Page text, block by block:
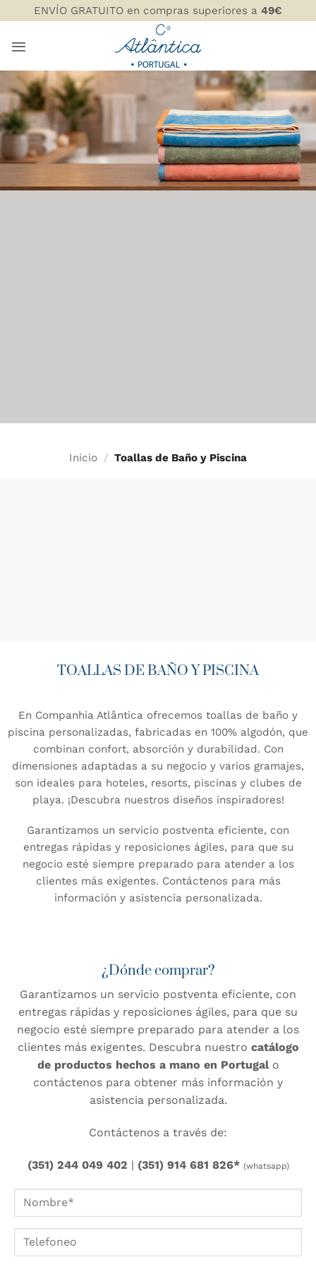
al
contenido
ENVÍO GRATUITO en compras superiores a 49€
TOALLAS DE BAÑO Y
Inicio / Toallas de Baño y Piscina
TOALLAS DE BAÑO Y PISCINA
En Companhia Atlântica ofrecemos toallas de baño y
piscina personalizadas, fabricadas en 100% algodón, que
combinan confort, absorción y durabilidad. Con
dimensiones adaptadas a su negocio y varios gramajes,
son ideales para hoteles, resorts, piscinas y clubes de
playa. ¡Descubra nuestros diseños inspiradores!
Garantizamos un servicio postventa eficiente, con
entregas rápidas y reposiciones ágiles, para que su
negocio esté siempre preparado para atender a los
clientes más exigentes. Contáctenos para más
información y asistencia personalizada.
¿Dónde comprar?
Garantizamos un servicio postventa eficiente, con
entregas rápidas y reposiciones ágiles, para que su
negocio esté siempre preparado para atender a los
clientes más exigentes. Descubra nuestro catálogo
de productos hechos a mano en Portugalo
contáctenos para obtener más información y
asistencia personalizada.
Contáctenos a través de:
(351) 244 049 402 | (351) 914 681 826* (whatsapp)